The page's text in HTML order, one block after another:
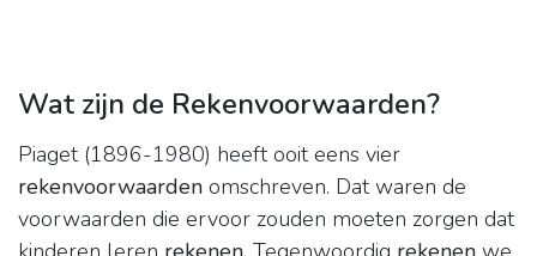
Wat zijn de Rekenvoorwaarden?
Piaget (1896-1980) heeft ooit eens vier
rekenvoorwaarden omschreven. Dat waren de
voorwaarden die ervoor zouden moeten zorgen dat